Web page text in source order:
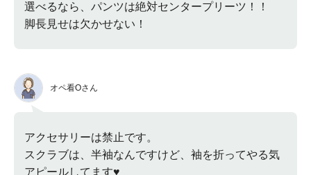
選べるなら、パンツは絶対センタープリーツ！！
脚長見せは欠かせない！
オペ看Oさん
アクセサリーは禁止です。
スクラブは、半袖なんですけど、袖を折ってやる気
アピールしてます♥